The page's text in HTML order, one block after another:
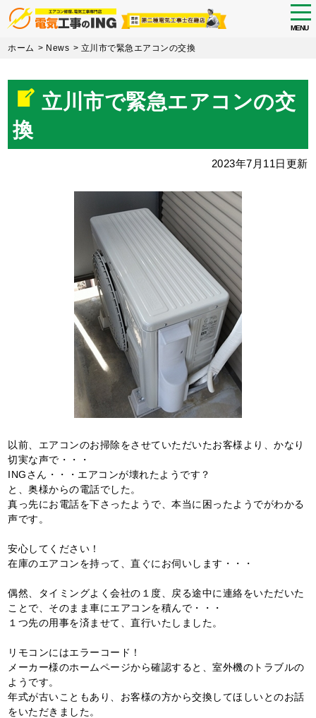
Skip
content
MENU
ホーム > News > 立川市で緊急エアコンの交換
立川市で緊急エアコンの交
換
2023年7月11日更新
以前、エアコンのお掃除をさせていただいたお客様より、かなり
切実な声で・・・
INGさん・・・エアコンが壊れたようです？
と、奥様からの電話でした。
真っ先にお電話を下さったようで、本当に困ったようでがわかる
声です。
安心してください！
在庫のエアコンを持って、直ぐにお伺いします・・・
偶然、タイミングよく会社の１度、戻る途中に連絡をいただいた
ことで、そのまま車にエアコンを積んで・・・
１つ先の用事を済ませて、直行いたしました。
リモコンにはエラーコード！
メーカー様のホームページから確認すると、室外機のトラブルの
ようです。
年式が古いこともあり、お客様の方から交換してほしいとのお話
をいただきました。